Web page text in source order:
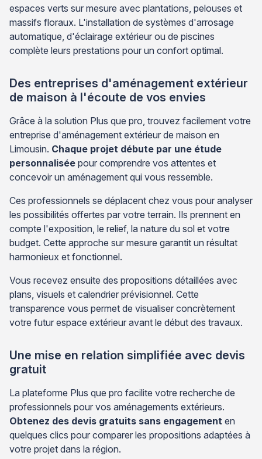
espaces verts sur mesure avec plantations, pelouses et
massifs floraux. L'installation de systèmes d'arrosage
automatique, d'éclairage extérieur ou de piscines
complète leurs prestations pour un confort optimal.
Des entreprises d'aménagement extérieur
de maison à l'écoute de vos envies
Grâce à la solution Plus que pro, trouvez facilement votre
entreprise d'aménagement extérieur de maison en
Limousin. Chaque projet débute par une étude
personnalisée pour comprendre vos attentes et
concevoir un aménagement qui vous ressemble.
Ces professionnels se déplacent chez vous pour analyser
les possibilités offertes par votre terrain. Ils prennent en
compte l'exposition, le relief, la nature du sol et votre
budget. Cette approche sur mesure garantit un résultat
harmonieux et fonctionnel.
Vous recevez ensuite des propositions détaillées avec
plans, visuels et calendrier prévisionnel. Cette
transparence vous permet de visualiser concrètement
votre futur espace extérieur avant le début des travaux.
Une mise en relation simplifiée avec devis
gratuit
La plateforme Plus que pro facilite votre recherche de
professionnels pour vos aménagements extérieurs.
Obtenez des devis gratuits sans engagement en
quelques clics pour comparer les propositions adaptées à
votre projet dans la région.